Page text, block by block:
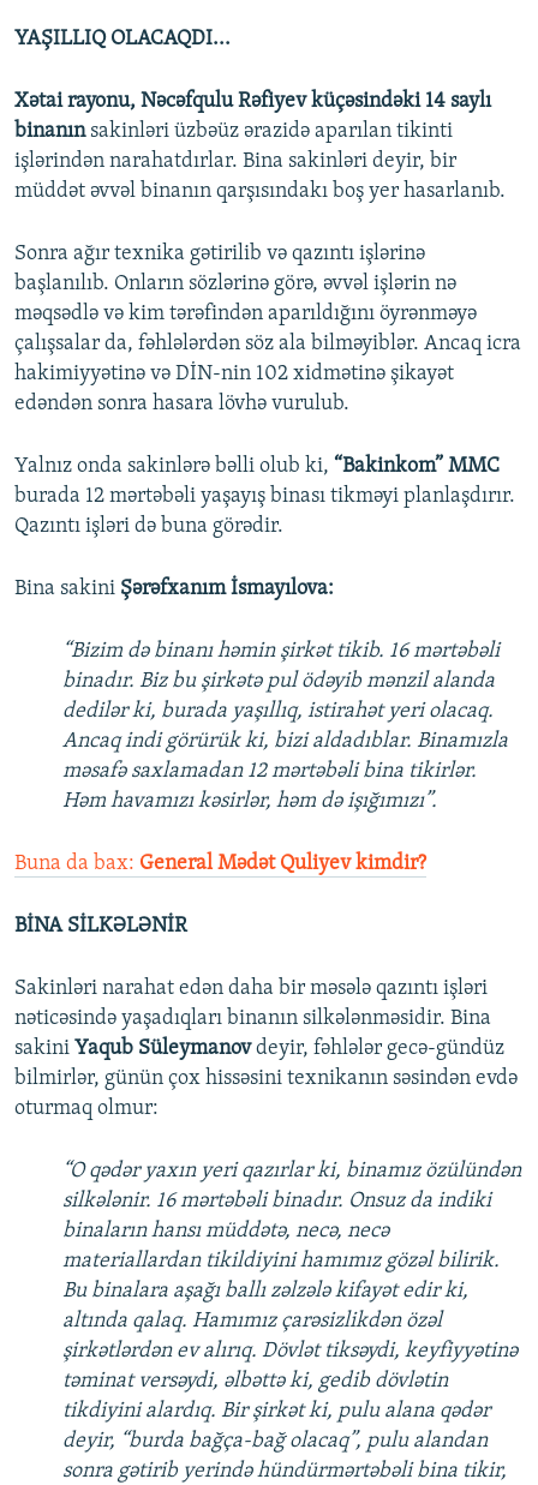
YAŞILLIQ OLACAQDI...
Xətai rayonu, Nəcəfqulu Rəfiyev küçəsindəki 14 saylı
binanınsakinləri üzbəüz ərazidə aparılan tikinti
işlərindən narahatdırlar. Bina sakinləri deyir, bir
müddət əvvəl binanın qarşısındakı boş yer hasarlanıb.
Sonra ağır texnika gətirilib və qazıntı işlərinə
başlanılıb. Onların sözlərinə görə, əvvəl işlərin nə
məqsədlə və kim tərəfindən aparıldığını öyrənməyə
çalışsalar da, fəhlələrdən söz ala bilməyiblər. Ancaq icra
hakimiyyətinə və DİN-nin 102 xidmətinə şikayət
edəndən sonra hasara lövhə vurulub.
Yalnız onda sakinlərə bəlli olub ki, “Bakinkom” MMC
burada 12 mərtəbəli yaşayış binası tikməyi planlaşdırır.
Qazıntı işləri də buna görədir.
Bina sakini Şərəfxanım İsmayılova:
“Bizim də binanı həmin şirkət tikib. 16 mərtəbəli
binadır. Biz bu şirkətə pul ödəyib mənzil alanda
dedilər ki, burada yaşıllıq, istirahət yeri olacaq.
Ancaq indi görürük ki, bizi aldadıblar. Binamızla
məsafə saxlamadan 12 mərtəbəli bina tikirlər.
Həm havamızı kəsirlər, həm də işığımızı”.
Buna da bax: General Mədət Quliyev kimdir?
BİNA SİLKƏLƏNİR
Sakinləri narahat edən daha bir məsələ qazıntı işləri
nəticəsində yaşadıqları binanın silkələnməsidir. Bina
sakini Yaqub Süleymanovdeyir, fəhlələr gecə-gündüz
bilmirlər, günün çox hissəsini texnikanın səsindən evdə
oturmaq olmur:
“O qədər yaxın yeri qazırlar ki, binamız özülündən
silkələnir. 16 mərtəbəli binadır. Onsuz da indiki
binaların hansı müddətə, necə, necə
materiallardan tikildiyini hamımız gözəl bilirik.
Bu binalara aşağı ballı zəlzələ kifayət edir ki,
altında qalaq. Hamımız çarəsizlikdən özəl
şirkətlərdən ev alırıq. Dövlət tiksəydi, keyfiyyətinə
təminat versəydi, əlbəttə ki, gedib dövlətin
tikdiyini alardıq. Bir şirkət ki, pulu alana qədər
deyir, “burda bağça-bağ olacaq”, pulu alandan
sonra gətirib yerində hündürmərtəbəli bina tikir,